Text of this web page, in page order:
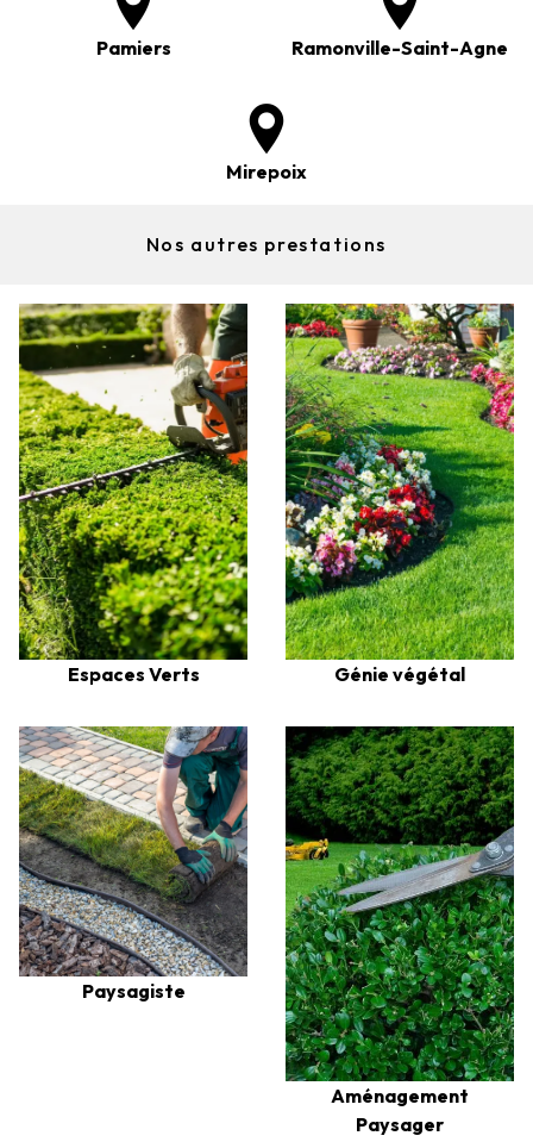
Pamiers Ramonville-Saint-Agne
Mirepoix
Nos autres prestations
Espaces Verts Génie végétal
Paysagiste
Aménagement
Paysager